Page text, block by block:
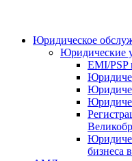
Юридическое
Юридические
EMI/PSP
бизнеса